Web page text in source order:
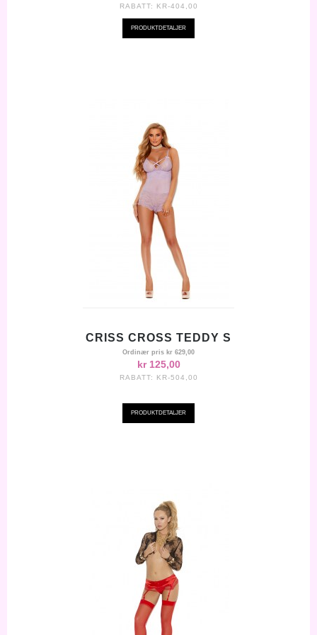
RABATT: KR-404,00
PRODUKTDETALJER
CRISS CROSS TEDDY S
Ordinær pris kr 629,00
kr 125,00
RABATT: KR-504,00
PRODUKTDETALJER